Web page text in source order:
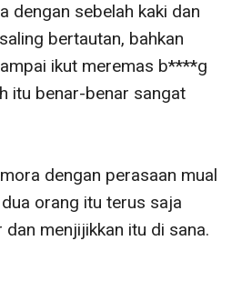
dengan sebelah kaki dan
bertautan, bahkan
ikut meremas b****g
itu benar-benar sangat
dengan perasaan mual
orang itu terus saja
dan menjijikkan itu di sana.